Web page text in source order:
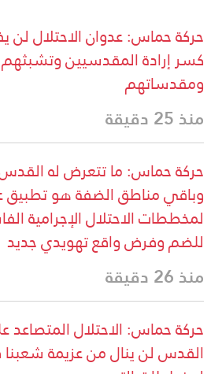
حركة حماس: عدوان الاحتلال لن
كسر إرادة المقدسيين
ومقدساتهم
منذ 25 دقيقة
حركة حماس: ما تتعرض له القدس
وباقي مناطق الضفة هو
لمخططات الاحتلال الإجرامية
للضم وفرض واقع تهويدي جديد
منذ 26 دقيقة
حركة حماس: الاحتلال
القدس لن ينال من عزيمة